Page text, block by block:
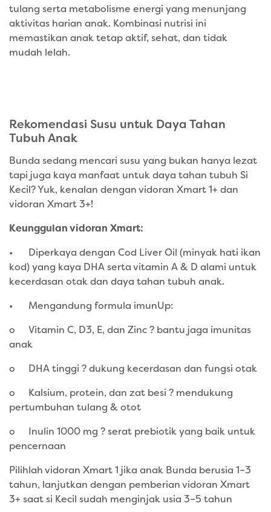
tulang serta metabolisme energi yang menunjang
aktivitas harian anak. Kombinasi nutrisi ini
memastikan anak tetap aktif, sehat, dan tidak
mudah lelah.
Rekomendasi Susu untuk Daya Tahan
Tubuh Anak
Bunda sedang mencari susu yang bukan hanya lezat
tapi juga kaya manfaat untuk daya tahan tubuh Si
Kecil? Yuk, kenalan dengan vidoran Xmart 1+ dan
vidoran Xmart 3+!
Keunggulan vidoran Xmart:
•
Diperkaya dengan Cod Liver Oil (minyak hati ikan
kod) yang kaya DHA serta vitamin A & D alami untuk
kecerdasan otak dan daya tahan tubuh anak.
• Mengandung formula imunUp:
o
Vitamin C, D3, E, dan Zinc ? bantu jaga imunitas
anak
o DHA tinggi ? dukung kecerdasan dan fungsi otak
o
Kalsium, protein, dan zat besi ? mendukung
pertumbuhan tulang & otot
o
Inulin 1000 mg ? serat prebiotik yang baik untuk
pencernaan
Pilihlah vidoran Xmart 1 jika anak Bunda berusia 1–3
tahun, lanjutkan dengan pemberian vidoran Xmart
3+ saat si Kecil sudah menginjak usia 3–5 tahun